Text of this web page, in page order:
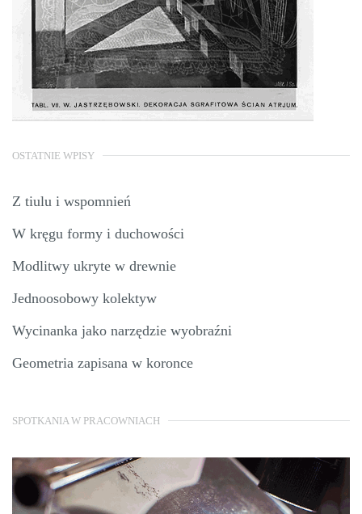
OSTATNIE WPISY
Z tiulu i wspomnień
W kręgu formy i duchowości
Modlitwy ukryte w drewnie
Jednoosobowy kolektyw
Wycinanka jako narzędzie wyobraźni
Geometria zapisana w koronce
SPOTKANIA W PRACOWNIACH